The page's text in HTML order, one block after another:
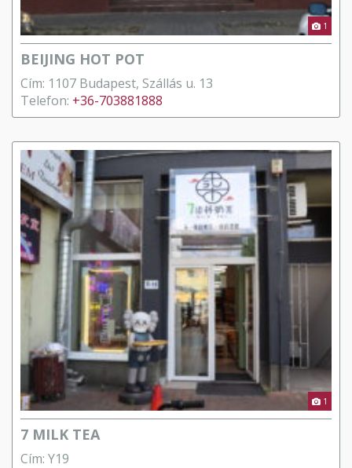
1
BEIJING HOT POT
Cím: 1107 Budapest, Szállás u. 13
Telefon: +36-703881888
1
7 MILK TEA
Cím: Y19